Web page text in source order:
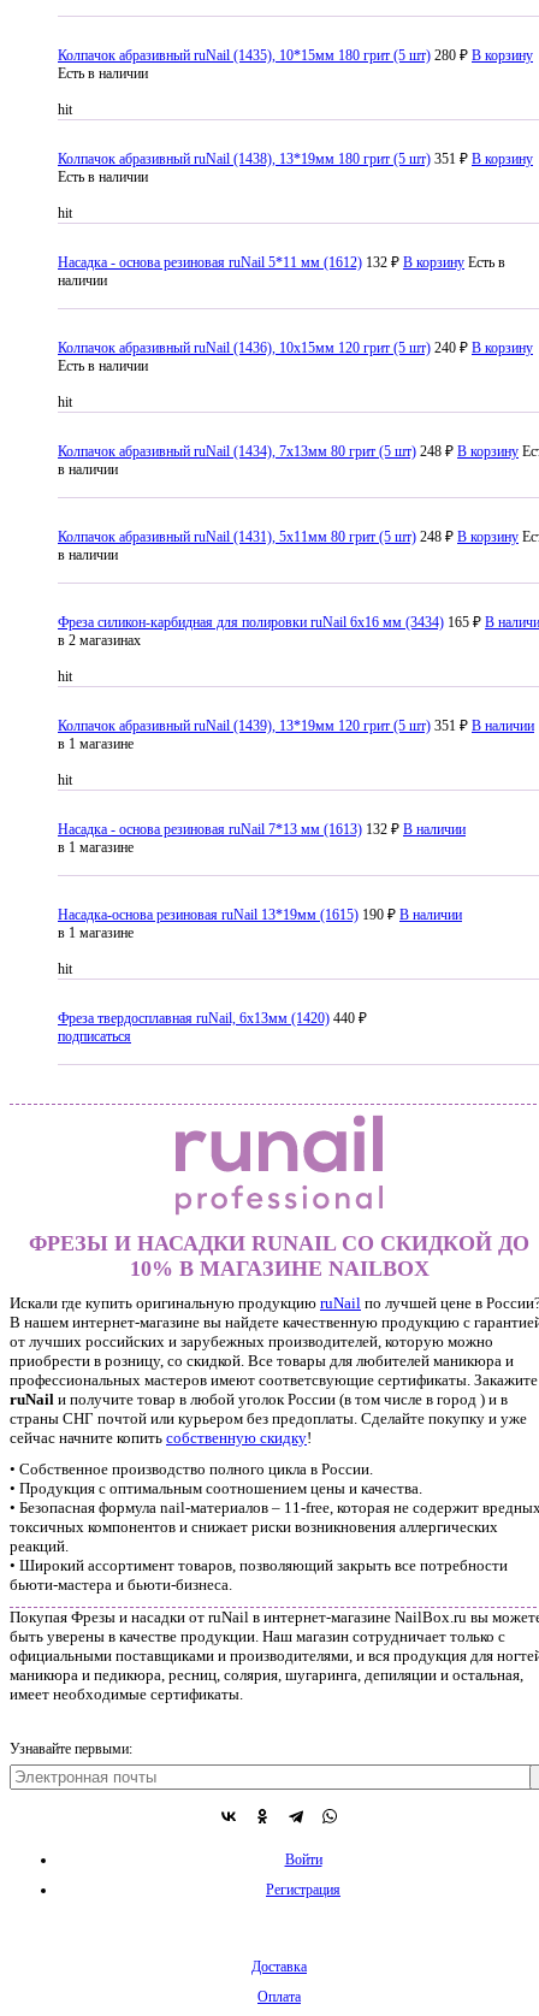
Колпачок абразивный ruNail (1435), 10*15мм 180 грит (5 шт) 280 ₽ В корзину
Есть в наличии
hit
Колпачок абразивный ruNail (1438), 13*19мм 180 грит (5 шт) 351 ₽ В корзину
Есть в наличии
hit
Насадка - основа резиновая ruNail 5*11 мм (1612) 132 ₽ В корзину Есть в
наличии
Колпачок абразивный ruNail (1436), 10x15мм 120 грит (5 шт) 240 ₽ В корзину
Есть в наличии
hit
Колпачок абразивный ruNail (1434), 7x13мм 80 грит (5 шт) 248 ₽ В корзину
в наличии
Колпачок абразивный ruNail (1431), 5x11мм 80 грит (5 шт) 248 ₽ В корзину
в наличии
Фреза силикон-карбидная для полировки ruNail 6x16 мм (3434) 165 ₽ В
в 2 магазинах
hit
Колпачок абразивный ruNail (1439), 13*19мм 120 грит (5 шт) 351 ₽ В наличии
в 1 магазине
hit
Насадка - основа резиновая ruNail 7*13 мм (1613) 132 ₽ В наличии
в 1 магазине
Насадка-основа резиновая ruNail 13*19мм (1615) 190 ₽ В наличии
в 1 магазине
hit
Фреза твердосплавная ruNail, 6x13мм (1420) 440 ₽
подписаться
ФРЕЗЫ И НАСАДКИ RUNAIL СО СКИДКОЙ ДО
10% В МАГАЗИНЕ NAILBOX
Искали где купить оригинальную продукцию ruNail по лучшей цене в
В нашем интернет-магазине вы найдете качественную продукцию с
от лучших российских и зарубежных производителей, которую можно
приобрести в розницу, со скидкой. Все товары для любителей маникюра и
профессиональных мастеров имеют соответсвующие сертификаты. Закажите
ruNail и получите товар в любой уголок России (в том числе в город ) и в
страны СНГ почтой или курьером без предоплаты. Сделайте покупку и уже
сейчас начните копить собственную скидку!
• Собственное производство полного цикла в России.
• Продукция с оптимальным соотношением цены и качества.
• Безопасная формула nail-материалов – 11-free, которая не содержит
токсичных компонентов и снижает риски возникновения аллергических
реакций.
• Широкий ассортимент товаров, позволяющий закрыть все потребности
бьюти-мастера и бьюти-бизнеса.
Покупая Фрезы и насадки от ruNail в интернет-магазине NailBox.ru вы
быть уверены в качестве продукции. Наш магазин сотрудничает только с
официальными поставщиками и производителями, и вся продукция для
маникюра и педикюра, ресниц, солярия, шугаринга, депиляции и остальная,
имеет необходимые сертификаты.
Узнавайте первыми:
Войти
Регистрация
Доставка
Оплата